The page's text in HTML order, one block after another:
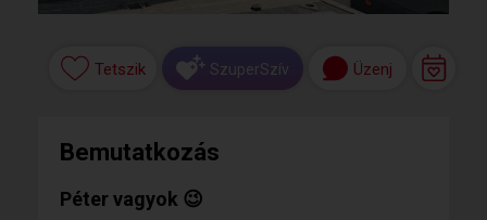
Tetszik SzuperSzív Üzenj
Bemutatkozás
Péter vagyok 😉